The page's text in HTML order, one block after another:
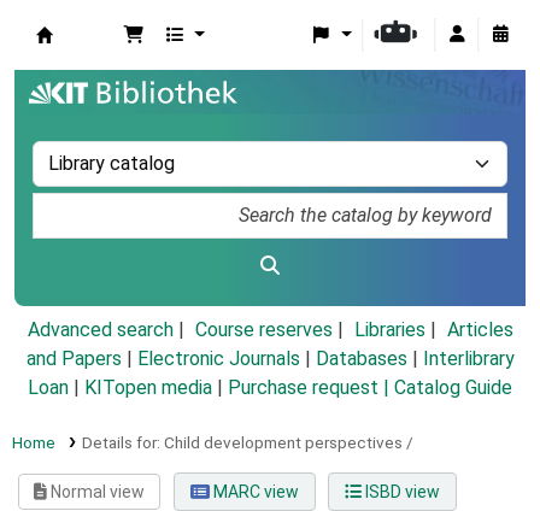
Advanced search Course reserves Libraries
Articles
and Papers
Electronic Journals Databases
Interlibrary
Loan
KITopen media Purchase request | Catalog Guide
Home Details for: Child development perspectives /
Normal view MARC view ISBD view